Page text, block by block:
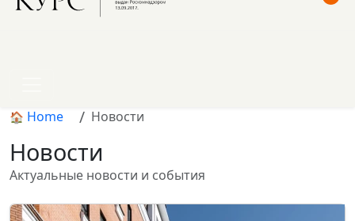
Home Новости
Новости
Актуальные новости и события